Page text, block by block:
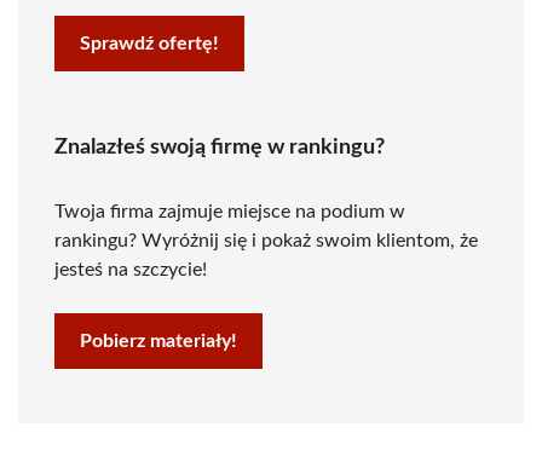
Sprawdź ofertę!
Znalazłeś swoją firmę w rankingu?
Twoja firma zajmuje miejsce na podium w
rankingu? Wyróżnij się i pokaż swoim klientom, że
jesteś na szczycie!
Pobierz materiały!